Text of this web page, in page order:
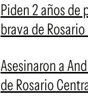
Piden 2 años de
brava de
Asesinaron a
de Rosario